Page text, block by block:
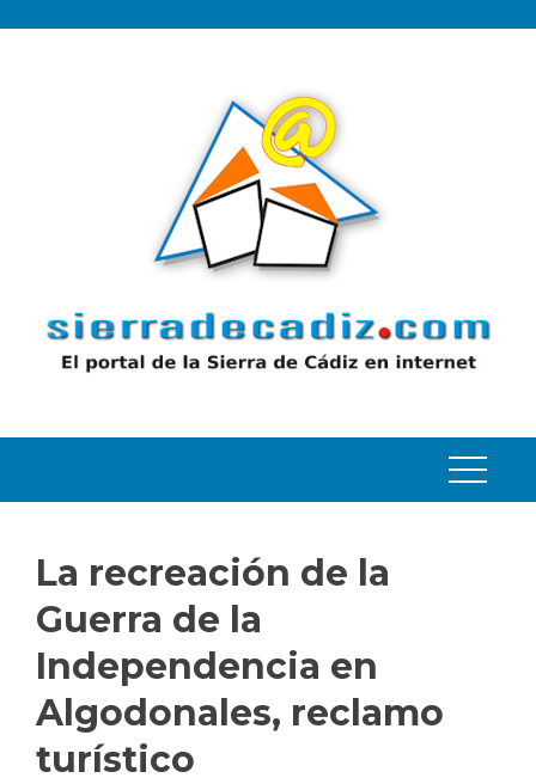
La recreación de la
Guerra de la
Independencia en
Algodonales, reclamo
turístico